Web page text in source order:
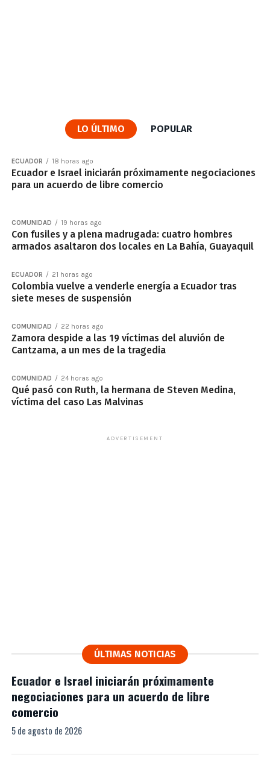
LO ÚLTIMO POPULAR
ECUADOR 18 horas ago
Ecuador e Israel iniciarán próximamente negociaciones
para un acuerdo de libre comercio
COMUNIDAD 19 horas ago
Con fusiles y a plena madrugada: cuatro hombres
armados asaltaron dos locales en La Bahía, Guayaquil
ECUADOR 21 horas ago
Colombia vuelve a venderle energía a Ecuador tras
siete meses de suspensión
COMUNIDAD 22 horas ago
Zamora despide a las 19 víctimas del aluvión de
Cantzama, a un mes de la tragedia
COMUNIDAD 24 horas ago
Qué pasó con Ruth, la hermana de Steven Medina,
víctima del caso Las Malvinas
ADVERTISEMENT
ÚLTIMAS NOTICIAS
Ecuador e Israel iniciarán próximamente
negociaciones para un acuerdo de libre
comercio
5 de agosto de 2026